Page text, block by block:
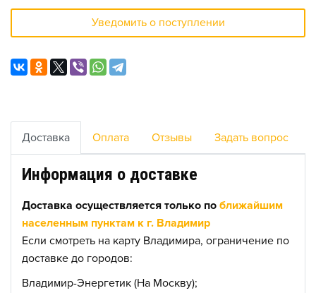
Уведомить о поступлении
Доставка Оплата Отзывы Задать вопрос
Информация о доставке
Доставка осуществляется только по ближайшим
населенным пунктам к г. Владимир
Если смотреть на карту Владимира, ограничение по
доставке до городов:
Владимир-Энергетик (На Москву);